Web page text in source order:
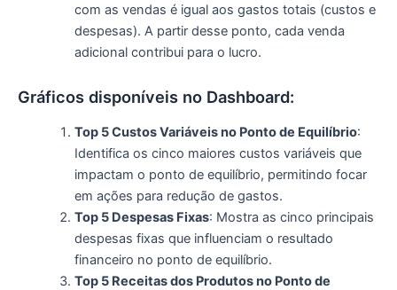
com as vendas é igual aos gastos totais (custos e
despesas). A partir desse ponto, cada venda
adicional contribui para o lucro.
Gráficos disponíveis no Dashboard:
Top 5 Custos Variáveis no Ponto de Equilíbrio:
Identifica os cinco maiores custos variáveis que
impactam o ponto de equilíbrio, permitindo focar
em ações para redução de gastos.
Top 5 Despesas Fixas: Mostra as cinco principais
despesas fixas que influenciam o resultado
financeiro no ponto de equilíbrio.
Top 5 Receitas dos Produtos no Ponto de